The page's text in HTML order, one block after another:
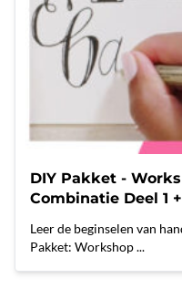
DIY Pakket -
Combinatie Deel 1
Leer de beginselen van
Pakket: Workshop ...